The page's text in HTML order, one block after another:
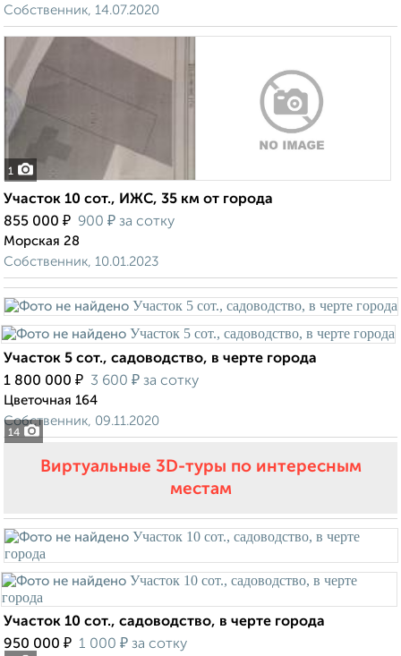
Собственник, 14.07.2020
1
Участок 10 сот., ИЖС, 35 км от города
855 000 ₽ 900 ₽ за сотку
Морская 28
Собственник, 10.01.2023
14
Участок 5 сот., садоводство, в черте города
1 800 000 ₽ 3 600 ₽ за сотку
Цветочная 164
Собственник, 09.11.2020
Виртуальные 3D-туры по интересным
местам
Участок 10 сот., садоводство, в черте города
950 000 ₽ 1 000 ₽ за сотку